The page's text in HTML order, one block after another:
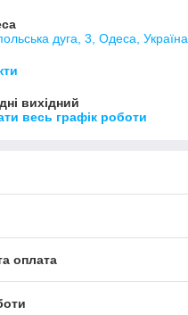
дуга, 3, Одеса, Україна
вихідний
весь графік роботи
оплата